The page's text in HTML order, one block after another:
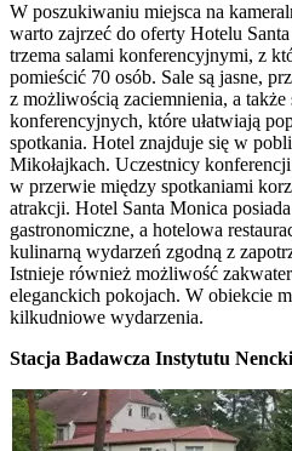
W poszukiwaniu miejsca na
warto zajrzeć do oferty Hotelu
trzema salami konferencyjnymi, z
pomieścić 70 osób. Sale są jasne,
z możliwością zaciemnienia, a także
konferencyjnych, które ułatwiają
spotkania. Hotel znajduje się w
Mikołajkach. Uczestnicy
w przerwie między spotkaniami
atrakcji. Hotel Santa Monica
gastronomiczne, a hotelowa
kulinarną wydarzeń zgodną z
Istnieje również możliwość
eleganckich pokojach. W obiekcie
kilkudniowe wydarzenia.
Stacja Badawcza Instytutu